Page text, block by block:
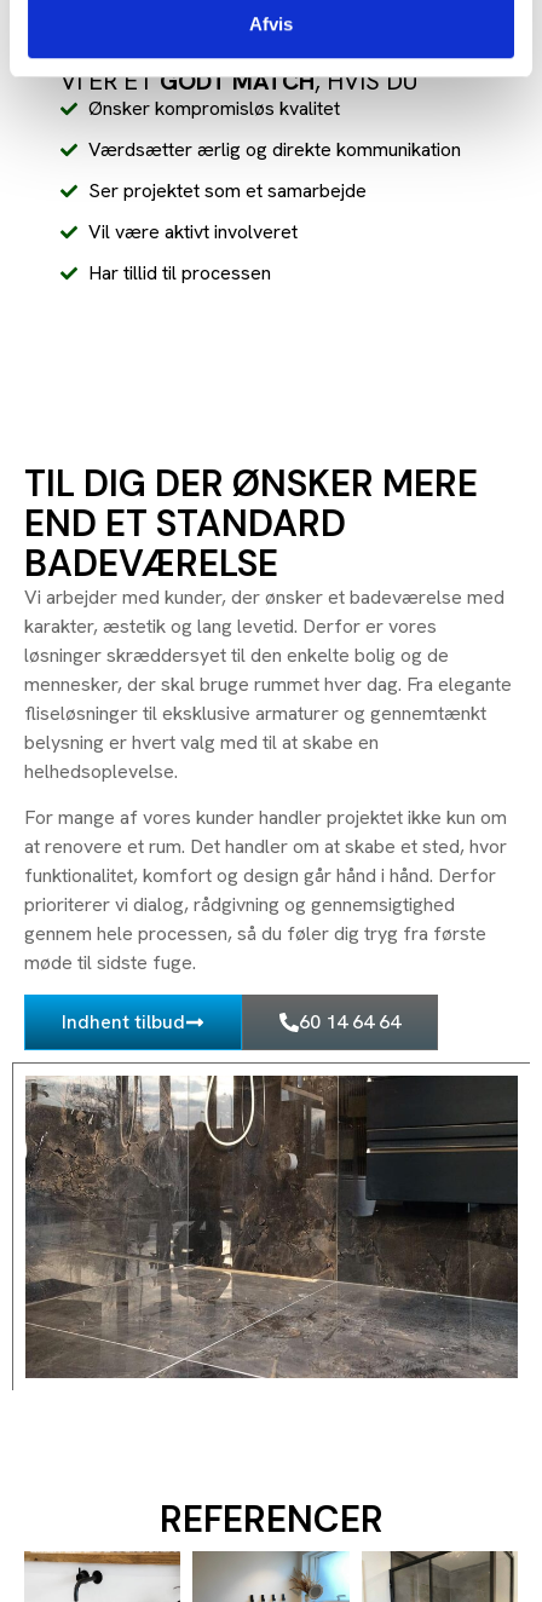
Afvis
VI ER ETGODT MATCH, HVIS DU
Ønsker kompromisløs kvalitet
Værdsætter ærlig og direkte kommunikation
Ser projektet som et samarbejde
Vil være aktivt involveret
Har tillid til processen
TIL DIG DER ØNSKER MERE
END ET STANDARD
BADEVÆRELSE
Vi arbejder med kunder, der ønsker et badeværelse med
karakter, æstetik og lang levetid. Derfor er vores
løsninger skræddersyet til den enkelte bolig og de
mennesker, der skal bruge rummet hver dag. Fra elegante
fliseløsninger til eksklusive armaturer og gennemtænkt
belysning er hvert valg med til at skabe en
helhedsoplevelse.
For mange af vores kunder handler projektet ikke kun om
at renovere et rum. Det handler om at skabe et sted, hvor
funktionalitet, komfort og design går hånd i hånd. Derfor
prioriterer vi dialog, rådgivning og gennemsigtighed
gennem hele processen, så du føler dig tryg fra første
møde til sidste fuge.
Indhent tilbud 60 14 64 64
REFERENCER